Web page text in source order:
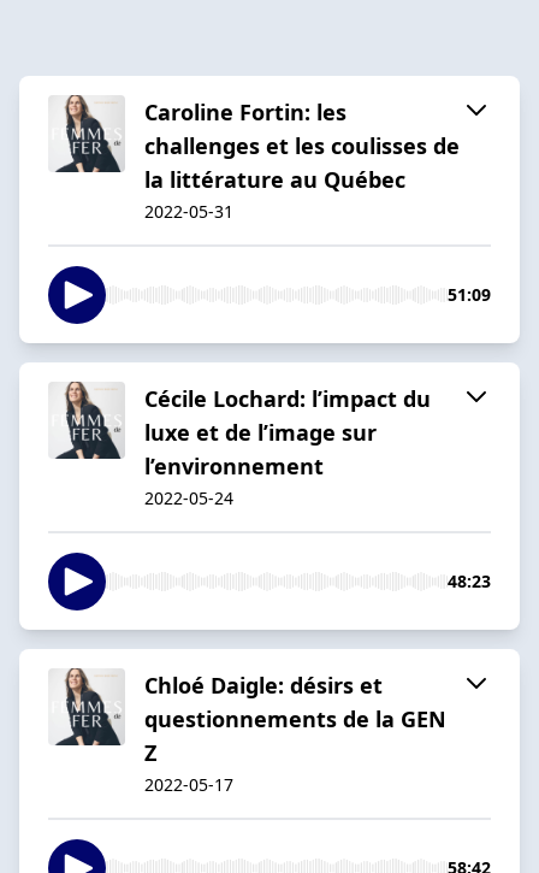
Caroline Fortin: les
challenges et les coulisses de
la littérature au Québec
2022-05-31
51:09
Cécile Lochard: l’impact du
luxe et de l’image sur
l’environnement
2022-05-24
48:23
Chloé Daigle: désirs et
questionnements de la GEN
Z
2022-05-17
58:42